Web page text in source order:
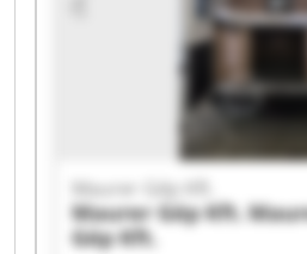
Maurer Gép Kft.
Maurer Gép Kft.
Gép Kft.